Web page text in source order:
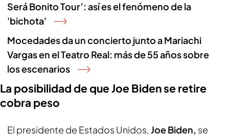
Será Bonito Tour’: así es el fenómeno de la
'bichota'
Mocedades da un concierto junto a Mariachi
Vargas en el Teatro Real: más de 55 años sobre
los escenarios
La posibilidad de que Joe Biden se retire
cobra peso
El presidente de Estados Unidos, Joe Biden, se